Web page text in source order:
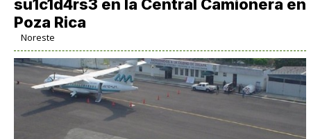
su1c1d4rs3 en la Central Camionera en
Poza Rica
Noreste